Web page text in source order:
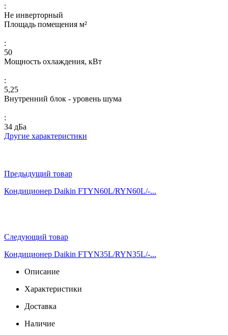
:
Не инверторный
Площадь помещения м²
:
50
Мощность охлаждения, кВт
:
5,25
Внутренний блок - уровень шума
:
34 дБа
Другие характеристики
Предыдущий товар
Кондиционер Daikin FTYN60L/RYN60L/-...
Следующий товар
Кондиционер Daikin FTYN35L/RYN35L/-...
Описание
Характеристики
Доставка
Наличие